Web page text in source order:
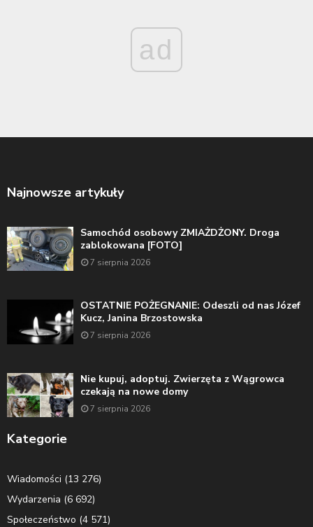
ad
Najnowsze artykuły
Samochód osobowy ZMIAŻDŻONY. Droga
zablokowana [FOTO]
7 sierpnia 2026
OSTATNIE POŻEGNANIE: Odeszli od nas Józef
Kucz, Janina Brzostowska
7 sierpnia 2026
Nie kupuj, adoptuj. Zwierzęta z Wągrowca
czekają na nowe domy
7 sierpnia 2026
Kategorie
Wiadomości (13 276)
Wydarzenia (6 692)
Społeczeństwo (4 571)